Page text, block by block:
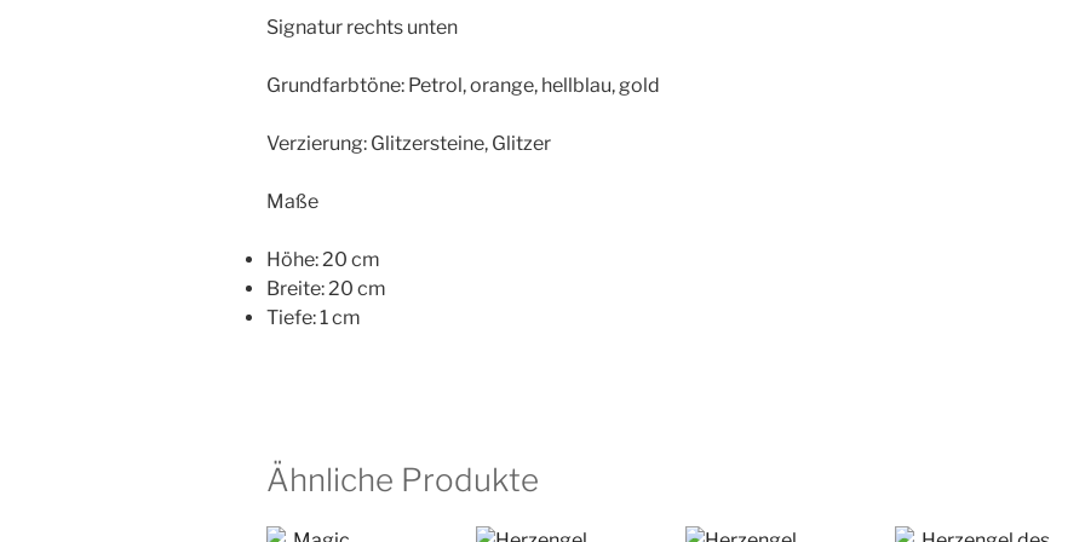
Signatur rechts unten
Grundfarbtöne: Petrol, orange, hellblau, gold
Verzierung: Glitzersteine, Glitzer
Maße
Höhe: 20 cm
Breite: 20 cm
Tiefe: 1 cm
Ähnliche Produkte